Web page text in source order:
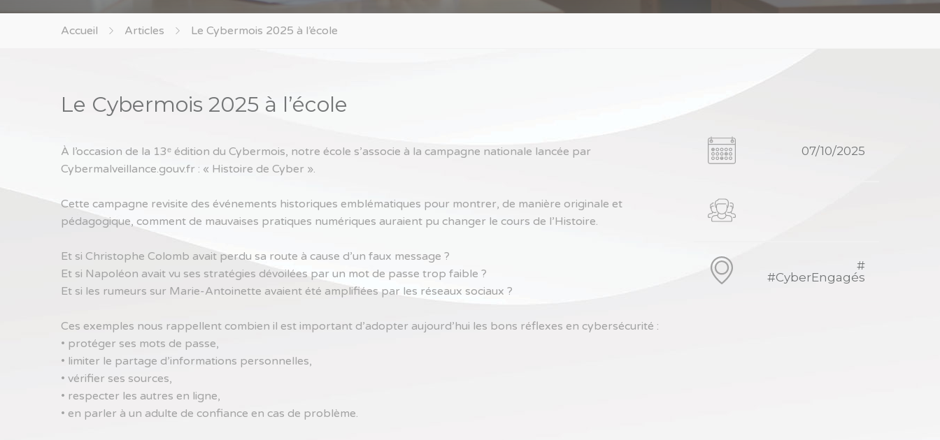
Accueil Articles Le Cybermois 2025 à l’école
Le Cybermois 2025 à l’école
À l’occasion de la 13ᵉ édition du Cybermois, notre école s’associe à la campagne nationale lancée par
Cybermalveillance.gouv.fr : « Histoire de Cyber ».
Cette campagne revisite des événements historiques emblématiques pour montrer, de manière originale et
pédagogique, comment de mauvaises pratiques numériques auraient pu changer le cours de l’Histoire.
Et si Christophe Colomb avait perdu sa route à cause d’un faux message ?
Et si Napoléon avait vu ses stratégies dévoilées par un mot de passe trop faible ?
Et si les rumeurs sur Marie-Antoinette avaient été amplifiées par les réseaux sociaux ?
Ces exemples nous rappellent combien il est important d’adopter aujourd’hui les bons réflexes en cybersécurité :
• protéger ses mots de passe,
• limiter le partage d’informations personnelles,
• vérifier ses sources,
• respecter les autres en ligne,
• en parler à un adulte de confiance en cas de problème.
07/10/2025
#
#CyberEngagés